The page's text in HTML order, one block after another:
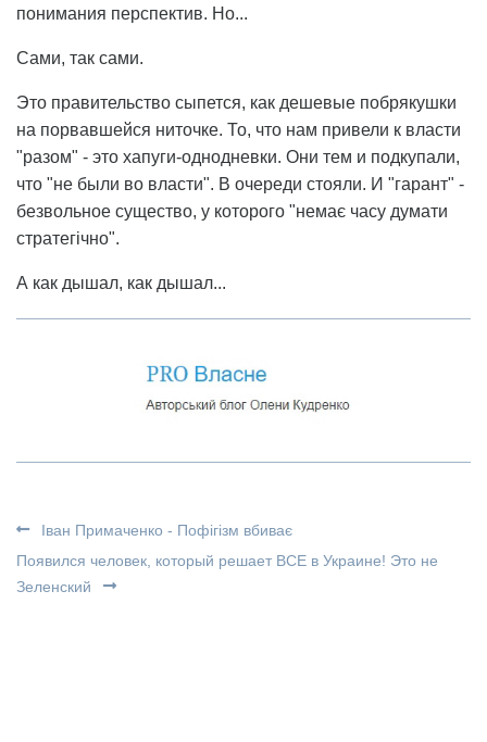
понимания перспектив. Но...
Сами, так сами.
Это правительство сыпется, как дешевые побрякушки
на порвавшейся ниточке. То, что нам привели к власти
"разом" - это хапуги-однодневки. Они тем и подкупали,
что "не были во власти". В очереди стояли. И "гарант" -
безвольное существо, у которого "немає часу думати
стратегічно".
А как дышал, как дышал...
Іван Примаченко - Пофігізм вбиває
Появился человек, который решает ВСЕ в Украине! Это не
Зеленский